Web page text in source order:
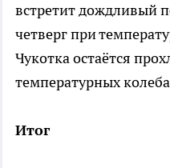
встретит дождливый
четверг при
Чукотка остаётся
температурных
Итог